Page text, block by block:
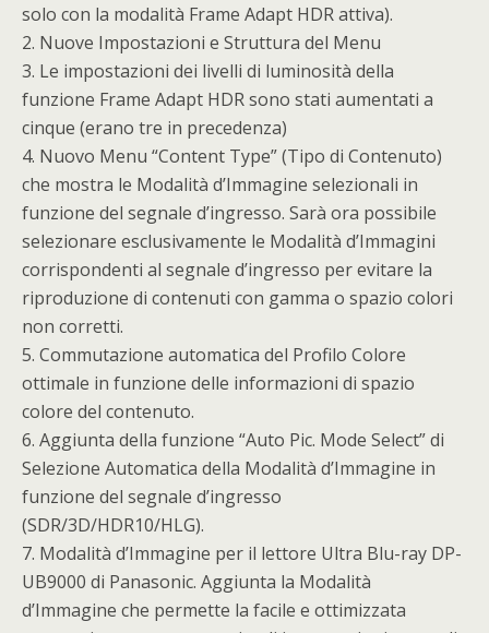
solo con la modalità Frame Adapt HDR attiva).
2. Nuove Impostazioni e Struttura del Menu
3. Le impostazioni dei livelli di luminosità della
funzione Frame Adapt HDR sono stati aumentati a
cinque (erano tre in precedenza)
4. Nuovo Menu “Content Type” (Tipo di Contenuto)
che mostra le Modalità d’Immagine selezionali in
funzione del segnale d’ingresso. Sarà ora possibile
selezionare esclusivamente le Modalità d’Immagini
corrispondenti al segnale d’ingresso per evitare la
riproduzione di contenuti con gamma o spazio colori
non corretti.
5. Commutazione automatica del Profilo Colore
ottimale in funzione delle informazioni di spazio
colore del contenuto.
6. Aggiunta della funzione “Auto Pic. Mode Select” di
Selezione Automatica della Modalità d’Immagine in
funzione del segnale d’ingresso
(SDR/3D/HDR10/HLG).
7. Modalità d’Immagine per il lettore Ultra Blu-ray DP-
UB9000 di Panasonic. Aggiunta la Modalità
d’Immagine che permette la facile e ottimizzata